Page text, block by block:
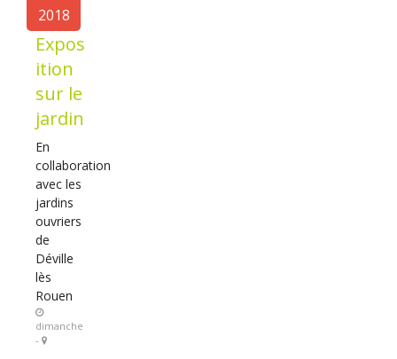
2018
Expos
ition
sur le
jardin
En
collaboration
avec les
jardins
ouvriers
de
Déville
lès
Rouen
dimanche
-